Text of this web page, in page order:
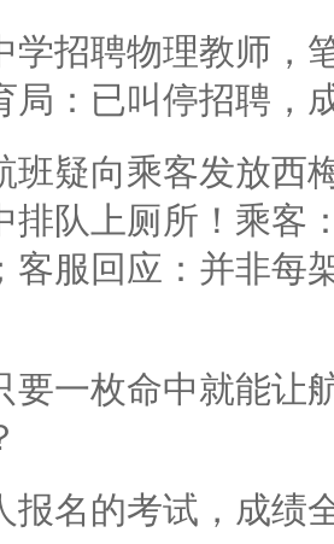
学招聘物理教师，
局：已叫停招聘，
班疑向乘客发放西
排队上厕所！乘客
客服回应：并非每
要一枚命中就能让
报名的考试，成绩